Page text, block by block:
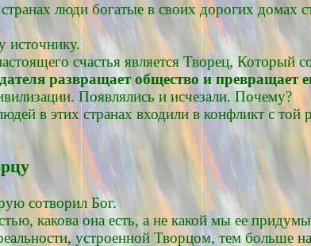
люди богатые в своих дорогих
источнику.
счастья является Творец, Который
развращает общество и превращает
Появлялись и исчезали. Почему?
в этих странах входили в конфликт с той
сотворил Бог.
какова она есть, а не какой мы ее
устроенной Творцом, тем больше